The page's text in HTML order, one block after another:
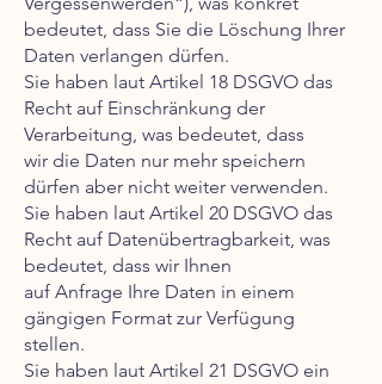
bedeutet, dass Sie die Löschung Ihrer
Daten verlangen dürfen.
Sie haben laut Artikel 18 DSGVO das
Recht auf Einschränkung der
Verarbeitung, was bedeutet, dass
wir die Daten nur mehr speichern
dürfen aber nicht weiter verwenden.
Sie haben laut Artikel 20 DSGVO das
Recht auf Datenübertragbarkeit, was
bedeutet, dass wir Ihnen
auf Anfrage Ihre Daten in einem
gängigen Format zur Verfügung
stellen.
Sie haben laut Artikel 21 DSGVO ein